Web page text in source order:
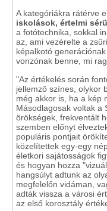
A kategóriákra rátérve
iskolások, értelmi
a fotótechnika, sokkal
az, ami vezérelte a
képalkotó
vonzónak benne, mi
"Az értékelés során
jellemző színes, olykor
még akkor is, ha a kép
Másodlagosak voltak a
örökségek, frekventált
szemben előnyt
populáris pontjait
közelítettek egy-egy
életkori sajátosságok
és hogyan hozza
hangsúlyt adtunk az
megfelelőn vidáman,
adták vissza a városi
az első korosztály